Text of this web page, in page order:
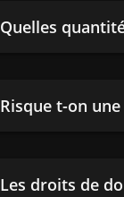
Quelles
Risque t-on
Les droits de